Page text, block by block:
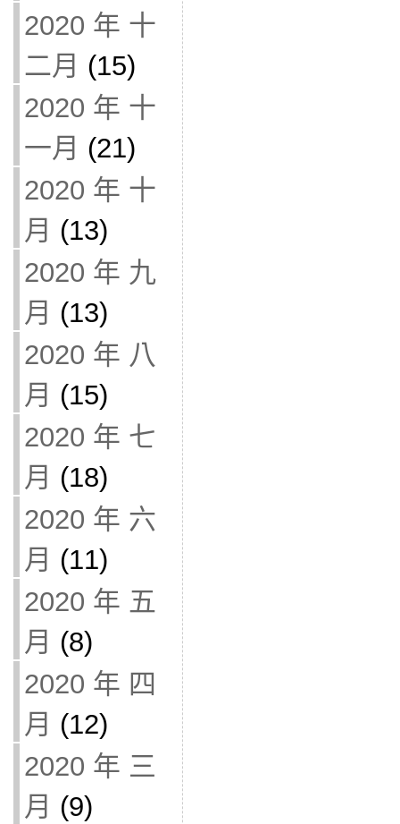
2020 年 十
二月 (15)
2020 年 十
一月 (21)
2020 年 十
月 (13)
2020 年 九
月 (13)
2020 年 八
月 (15)
2020 年 七
月 (18)
2020 年 六
月 (11)
2020 年 五
月 (8)
2020 年 四
月 (12)
2020 年 三
月 (9)